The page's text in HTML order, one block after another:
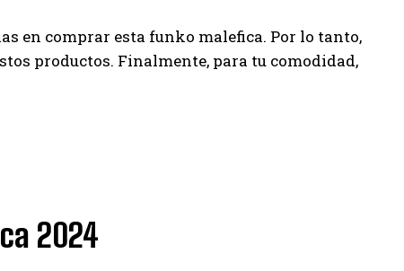
en comprar esta funko malefica. Por lo tanto,
productos. Finalmente, para tu comodidad,
2024